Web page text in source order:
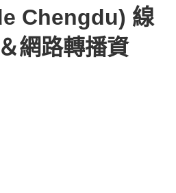
Chengdu) 線
網路轉播資